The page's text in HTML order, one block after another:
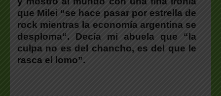
que Milei “se hace pasar por estrella de
rock mientras la economía argentina se
desploma“. Decía mi abuela que “la
culpa no es del chancho, es del que le
rasca el lomo”.